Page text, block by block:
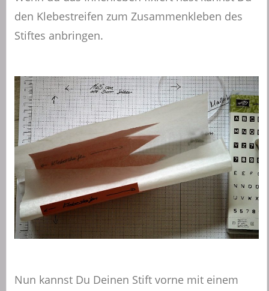
den Klebestreifen zum Zusammenkleben des
Stiftes anbringen.
Nun kannst Du Deinen Stift vorne mit einem